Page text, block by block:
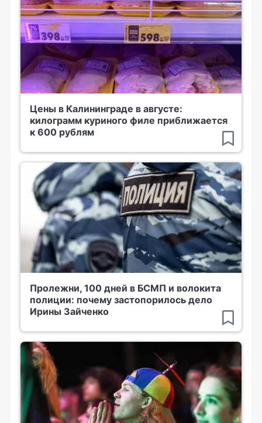
Цены в Калининграде в августе:
килограмм куриного филе приближается
к 600 рублям
Пролежни, 100 дней в БСМП и волокита
полиции: почему застопорилось дело
Ирины Зайченко